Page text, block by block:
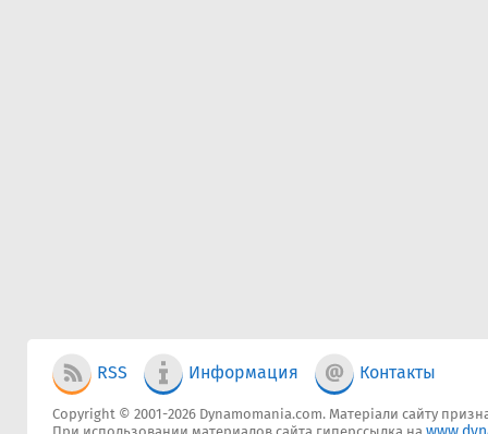
RSS Информация Контакты
Copyright © 2001-2026 Dynamomania.com. Матеріали сайту